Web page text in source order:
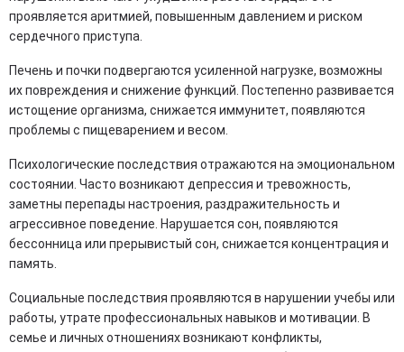
проявляется аритмией, повышенным давлением и риском
сердечного приступа.
Печень и почки подвергаются усиленной нагрузке, возможны
их повреждения и снижение функций. Постепенно развивается
истощение организма, снижается иммунитет, появляются
проблемы с пищеварением и весом.
Психологические последствия отражаются на эмоциональном
состоянии. Часто возникают депрессия и тревожность,
заметны перепады настроения, раздражительность и
агрессивное поведение. Нарушается сон, появляются
бессонница или прерывистый сон, снижается концентрация и
память.
Социальные последствия проявляются в нарушении учебы или
работы, утрате профессиональных навыков и мотивации. В
семье и личных отношениях возникают конфликты,